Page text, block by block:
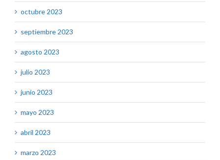
octubre 2023
septiembre 2023
agosto 2023
julio 2023
junio 2023
mayo 2023
abril 2023
marzo 2023